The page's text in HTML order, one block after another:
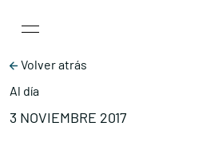
Main
Volver atrás
Al día
3 NOVIEMBRE 2017